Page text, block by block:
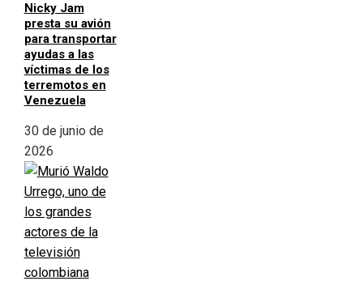
Nicky Jam
presta su avión
para transportar
ayudas a las
víctimas de los
terremotos en
Venezuela
30 de junio de
2026